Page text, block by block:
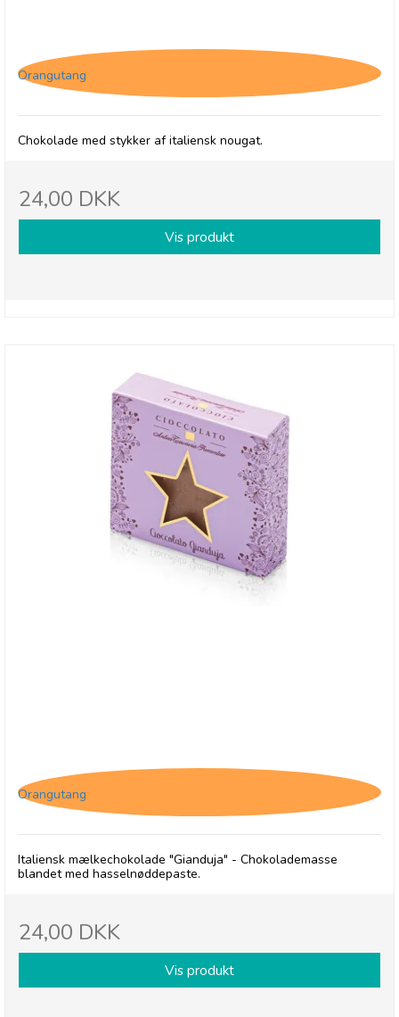
Orangutang
Chokolade med stykker af italiensk nougat.
24,00 DKK
Vis produkt
Orangutang
Italiensk mælkechokolade "Gianduja" - Chokolademasse
blandet med hasselnøddepaste.
24,00 DKK
Vis produkt